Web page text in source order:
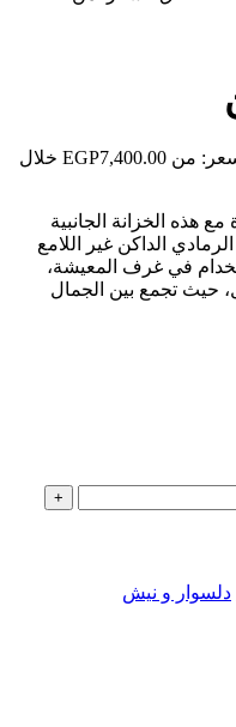
نطاق السعر: من ⁦EGP7,400.00⁩ خلال
هذه الخزانة الجانبية
الداكن غير اللامع
في غرف المعيشة،
حيث تجمع بين الجمال
دلسوار و نيش